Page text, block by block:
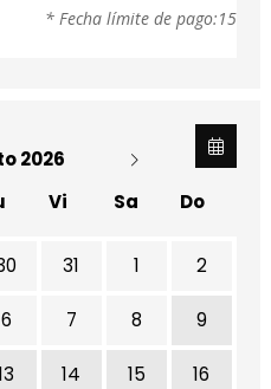
* Fecha límite de pago:15
2026
Vi Sa Do
este mes
31 1 2
6 7 8 9
14 15 16